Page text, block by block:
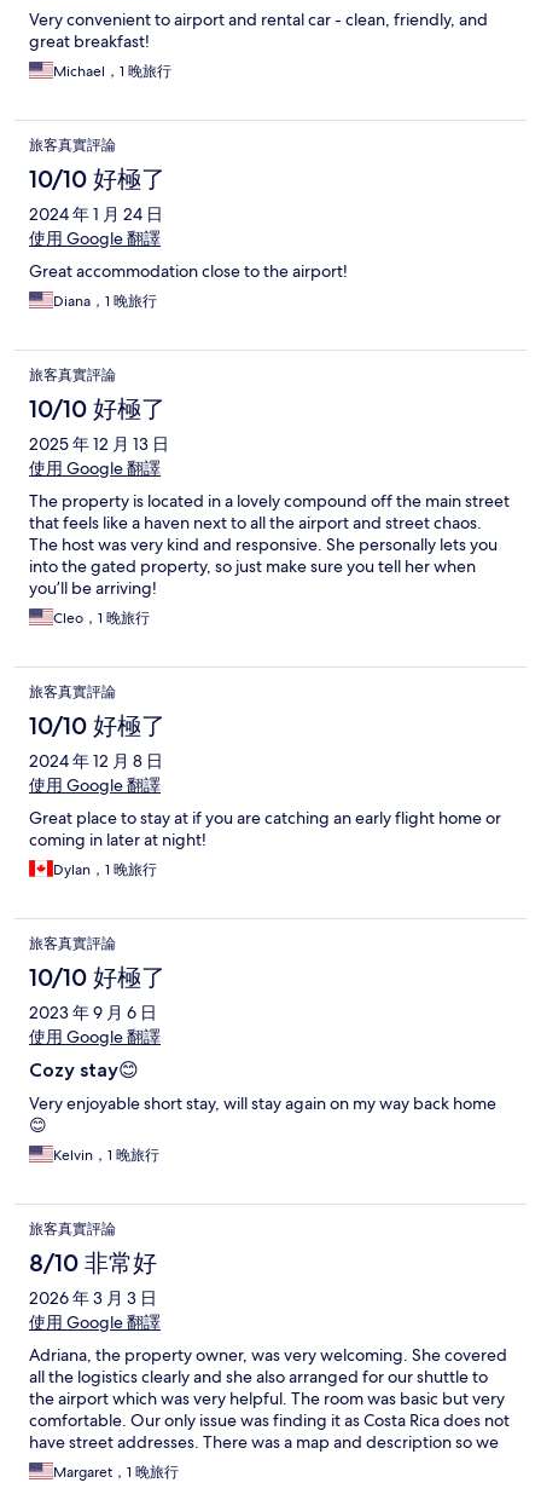
Very convenient to airport and rental car - clean, friendly, and
great breakfast!
Michael，1 晚旅行
旅客真實評論
10/10 好極了
2024 年 1 月 24 日
使用 Google 翻譯
Great accommodation close to the airport!
Diana，1 晚旅行
旅客真實評論
10/10 好極了
2025 年 12 月 13 日
使用 Google 翻譯
The property is located in a lovely compound off the main street
that feels like a haven next to all the airport and street chaos.
The host was very kind and responsive. She personally lets you
into the gated property, so just make sure you tell her when
you’ll be arriving!
Cleo，1 晚旅行
旅客真實評論
10/10 好極了
2024 年 12 月 8 日
使用 Google 翻譯
Great place to stay at if you are catching an early flight home or
coming in later at night!
Dylan，1 晚旅行
旅客真實評論
10/10 好極了
2023 年 9 月 6 日
使用 Google 翻譯
Cozy stay😊
Very enjoyable short stay, will stay again on my way back home
😊
Kelvin，1 晚旅行
旅客真實評論
8/10 非常好
2026 年 3 月 3 日
使用 Google 翻譯
Adriana, the property owner, was very welcoming. She covered
all the logistics clearly and she also arranged for our shuttle to
the airport which was very helpful. The room was basic but very
comfortable. Our only issue was finding it as Costa Rica does not
have street addresses. There was a map and description so we
got close but needed help. Our taxi driver was able to phone
Adriana for assistsnce.
Margaret，1 晚旅行